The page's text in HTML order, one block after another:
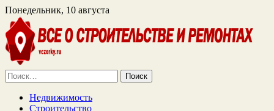
Понедельник, 10 августа
Найти:
Недвижимость
Строительство